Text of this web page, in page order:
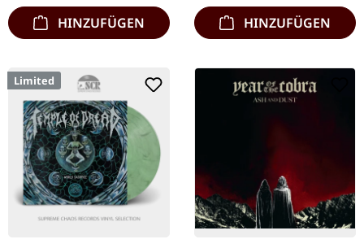
HINZUFÜGEN HINZUFÜGEN
Limited